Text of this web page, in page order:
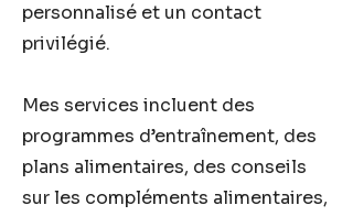
personnalisé et un contact
privilégié.
Mes services incluent des
programmes d’entraînement, des
plans alimentaires, des conseils
sur les compléments alimentaires,